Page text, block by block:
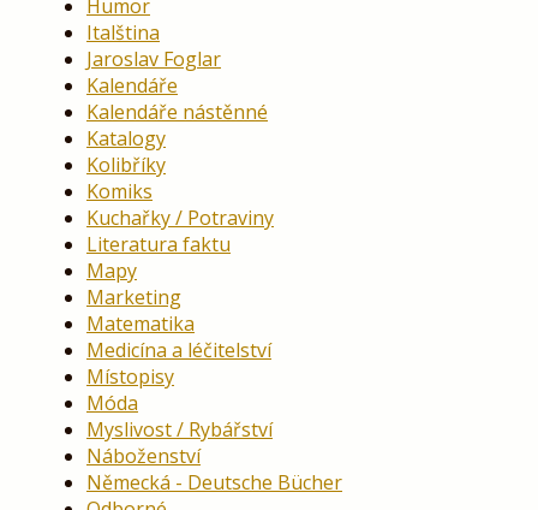
Humor
Italština
Jaroslav Foglar
Kalendáře
Kalendáře nástěnné
Katalogy
Kolibříky
Komiks
Kuchařky / Potraviny
Literatura faktu
Mapy
Marketing
Matematika
Medicína a léčitelství
Místopisy
Móda
Myslivost / Rybářství
Náboženství
Německá - Deutsche Bücher